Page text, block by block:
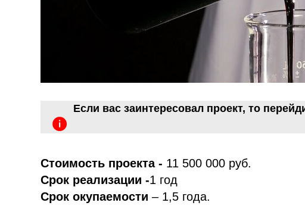
Если вас заинтересовал проект, то
Стоимость проекта - 11 500 000 руб.
Срок реализации -1 год
Срок окупаемости – 1,5 года.